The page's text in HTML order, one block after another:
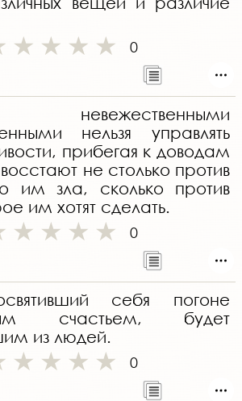
0
нельзя управлять
прибегая к доводам
не столько против
им зла, сколько против
им хотят сделать.
0
себя погоне
счастьем, будет
из людей.
0